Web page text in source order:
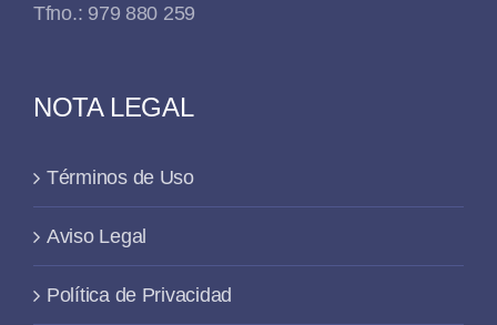
Tfno.: 979 880 259
NOTA LEGAL
Términos de Uso
Aviso Legal
Política de Privacidad